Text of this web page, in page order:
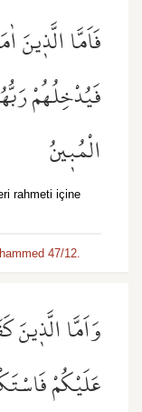
فَاَمَّا الَّذ۪ينَ
فَيُدْخِلُهُمْ
الْمُب۪ينُ
rahmeti içine
47/12.
وَاَمَّا الَّذ۪ينَ
عَلَيْكُمْ